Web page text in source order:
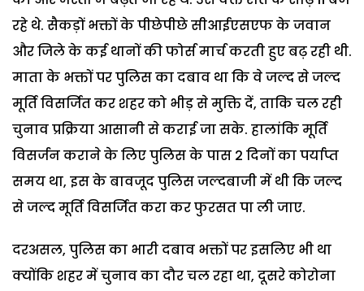
रहे थे. सैकड़ों भक्तों के पीछेपीछे सीआईएसएफ के जवान
और जिले के कई थानों की फोर्स मार्च करती हुए बढ़ रही थी.
माता के भक्तों पर पुलिस का दबाव था कि वे जल्द से जल्द
मूर्ति विसर्जित कर शहर को भीड़ से मुक्ति दें, ताकि चल रही
चुनाव प्रक्रिया आसानी से कराई जा सके. हालांकि मूर्ति
विसर्जन कराने के लिए पुलिस के पास 2 दिनों का पर्याप्त
समय था, इस के बावजूद पुलिस जल्दबाजी में थी कि जल्द
से जल्द मूर्ति विसर्जित करा कर फुरसत पा ली जाए.
दरअसल, पुलिस का भारी दबाव भक्तों पर इसलिए भी था
क्योंकि शहर में चुनाव का दौर चल रहा था, दूसरे कोरोना